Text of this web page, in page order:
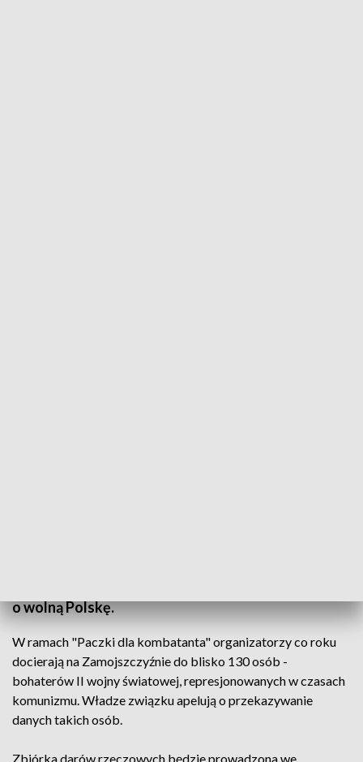
o wolną Polskę.
W ramach "Paczki dla kombatanta" organizatorzy co roku
docierają na Zamojszczyźnie do blisko 130 osób -
bohaterów II wojny światowej, represjonowanych w czasach
komunizmu. Władze związku apelują o przekazywanie
danych takich osób.
Zbiórka darów rzeczowych będzie prowadzona we